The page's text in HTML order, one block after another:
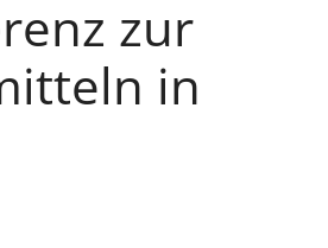
zur
in